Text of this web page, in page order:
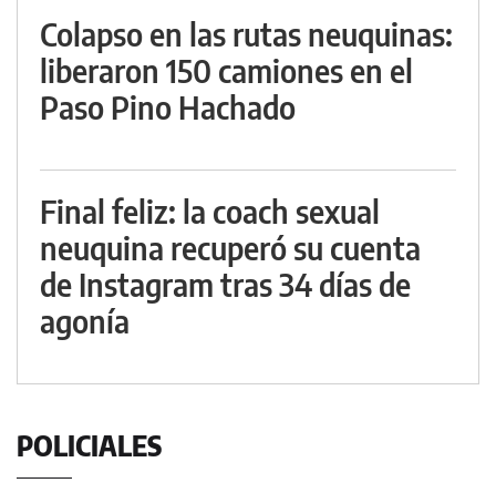
Colapso en las rutas neuquinas:
liberaron 150 camiones en el
Paso Pino Hachado
Final feliz: la coach sexual
neuquina recuperó su cuenta
de Instagram tras 34 días de
agonía
POLICIALES